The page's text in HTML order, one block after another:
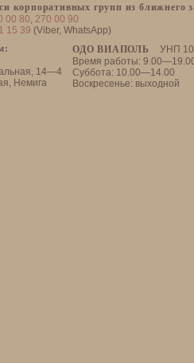
корпоративных групп из ближнего
00 80, 270 00 90
15 39 (Viber, WhatsApp)
ОДО ВИАПОЛЬ
УНП
Время работы:
Суббота: 10.00—14.00
Воскресенье: выходной
14—4
Немига